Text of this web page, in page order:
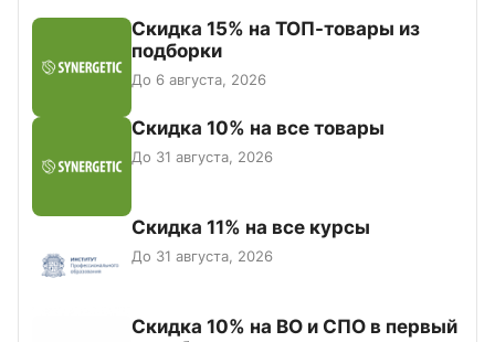
Скидка 15% на ТОП-товары из
подборки
До 6 августа, 2026
Скидка 10% на все товары
До 31 августа, 2026
Скидка 11% на все курсы
До 31 августа, 2026
Скидка 10% на ВО и СПО в первый